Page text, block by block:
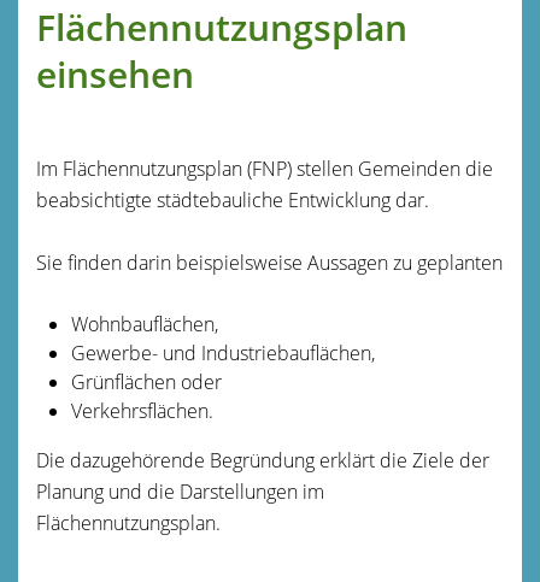
Flächennutzungsplan
einsehen
Im Flächennutzungsplan (FNP) stellen Gemeinden die
beabsichtigte städtebauliche Entwicklung dar.
Sie finden darin beispielsweise Aussagen zu geplanten
Wohnbauflächen,
Gewerbe- und Industriebauflächen,
Grünflächen oder
Verkehrsflächen.
Die dazugehörende Begründung erklärt die Ziele der
Planung und die Darstellungen im
Flächennutzungsplan.